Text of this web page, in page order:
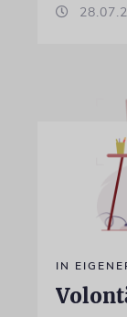
IN